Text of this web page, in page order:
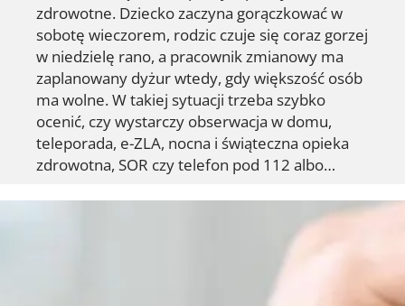
zdrowotne. Dziecko zaczyna gorączkować w
sobotę wieczorem, rodzic czuje się coraz gorzej
w niedzielę rano, a pracownik zmianowy ma
zaplanowany dyżur wtedy, gdy większość osób
ma wolne. W takiej sytuacji trzeba szybko
ocenić, czy wystarczy obserwacja w domu,
teleporada, e-ZLA, nocna i świąteczna opieka
zdrowotna, SOR czy telefon pod 112 albo…